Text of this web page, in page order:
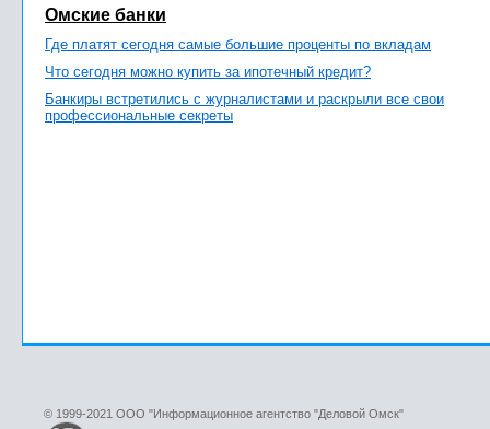
Омские банки
Где платят сегодня самые большие проценты по вкладам
Что сегодня можно купить за ипотечный кредит?
Банкиры встретились с журналистами и раскрыли все свои
профессиональные секреты
© 1999-2021 ООО "Информационное агентство "Деловой Омск"